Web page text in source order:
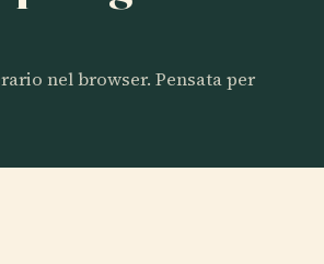
nel browser. Pensata per